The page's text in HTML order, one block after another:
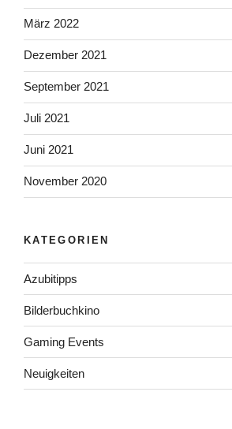
März 2022
Dezember 2021
September 2021
Juli 2021
Juni 2021
November 2020
KATEGORIEN
Azubitipps
Bilderbuchkino
Gaming Events
Neuigkeiten